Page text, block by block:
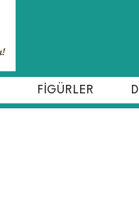
FİGÜRLER